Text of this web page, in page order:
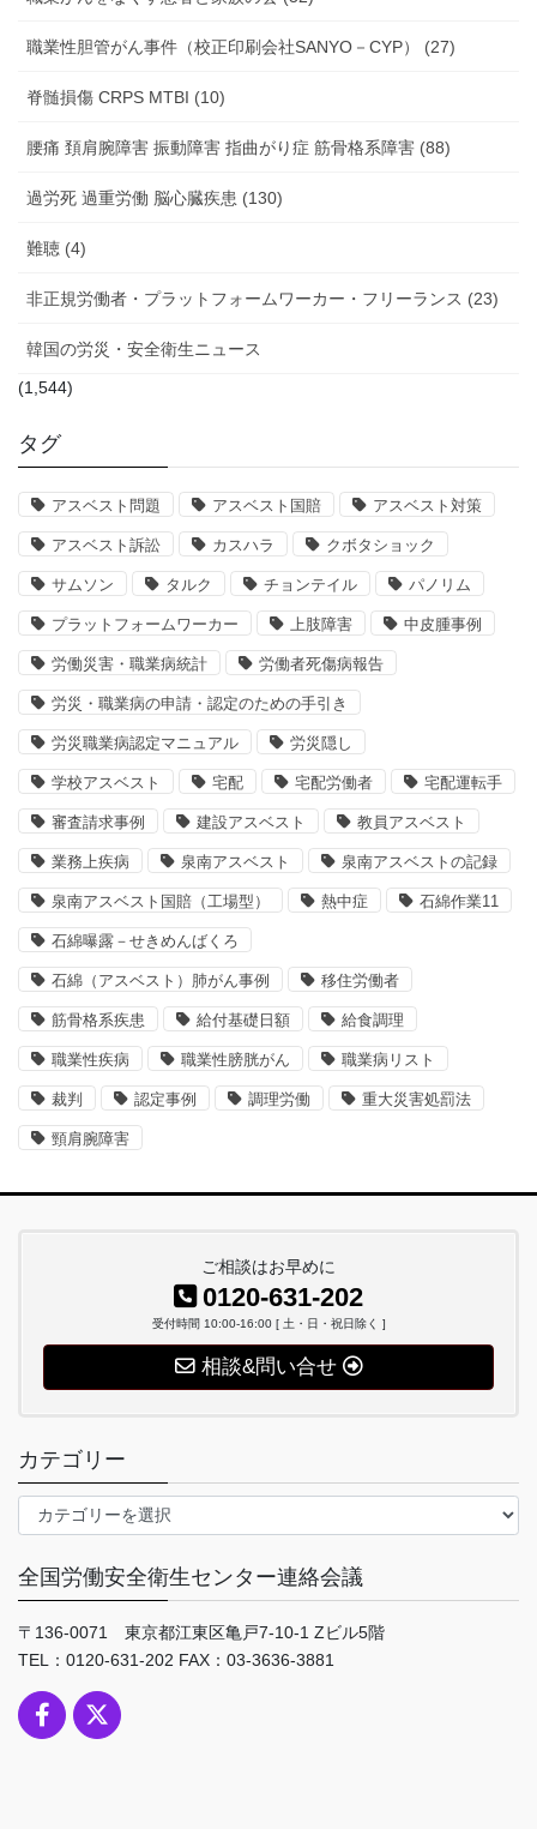
職業性胆管がん事件（校正印刷会社SANYO－CYP） (27)
脊髄損傷 CRPS MTBI (10)
腰痛 頚肩腕障害 振動障害 指曲がり症 筋骨格系障害 (88)
過労死 過重労働 脳心臓疾患 (130)
難聴 (4)
非正規労働者・プラットフォームワーカー・フリーランス (23)
韓国の労災・安全衛生ニュース
(1,544)
タグ
アスベスト問題 アスベスト国賠 アスベスト対策
アスベスト訴訟 カスハラ クボタショック
サムソン タルク チョンテイル パノリム
プラットフォームワーカー 上肢障害 中皮腫事例
労働災害・職業病統計 労働者死傷病報告
労災・職業病の申請・認定のための手引き
労災職業病認定マニュアル 労災隠し
学校アスベスト 宅配 宅配労働者 宅配運転手
審査請求事例 建設アスベスト 教員アスベスト
業務上疾病 泉南アスベスト 泉南アスベストの記録
泉南アスベスト国賠（工場型） 熱中症 石綿作業11
石綿曝露－せきめんばくろ
石綿（アスベスト）肺がん事例 移住労働者
筋骨格系疾患 給付基礎日額 給食調理
職業性疾病 職業性膀胱がん 職業病リスト
裁判 認定事例 調理労働 重大災害処罰法
頸肩腕障害
ご相談はお早めに
0120-631-202
受付時間 10:00-16:00 [ 土・日・祝日除く ]
相談&問い合せ
カテゴリー
テ
リ
ー
全国労働安全衛生センター連絡会議
〒136-0071 東京都江東区亀戸7-10-1 Zビル5階
TEL：0120-631-202 FAX：03-3636-3881